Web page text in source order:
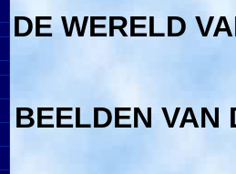
DE WERELD
BEELDEN VAN